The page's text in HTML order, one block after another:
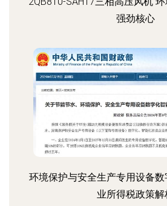
强劲核心
环境保护与安全生产专用设备
业所得税政策解